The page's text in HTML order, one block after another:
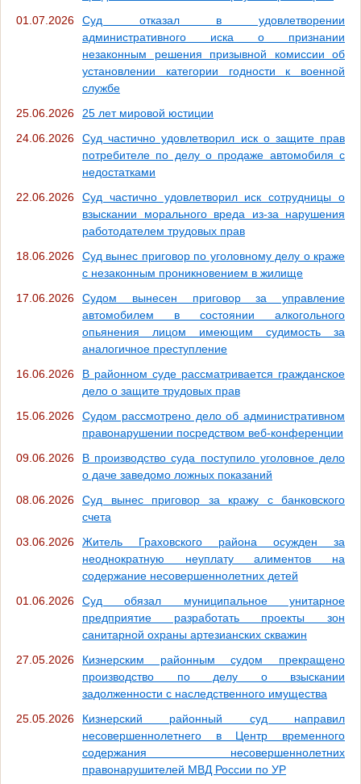
01.07.2026
Суд отказал в удовлетворении
административного иска о признании
незаконным решения призывной комиссии об
установлении категории годности к военной
службе
25.06.2026
25 лет мировой юстиции
24.06.2026
Суд частично удовлетворил иск о защите прав
потребителе по делу о продаже автомобиля с
недостатками
22.06.2026
Суд частично удовлетворил иск сотрудницы о
взыскании морального вреда из-за нарушения
работодателем трудовых прав
18.06.2026
Суд вынес приговор по уголовному делу о краже
с незаконным проникновением в жилище
17.06.2026
Судом вынесен приговор за управление
автомобилем в состоянии алкогольного
опьянения лицом имеющим судимость за
аналогичное преступление
16.06.2026
В районном суде рассматривается гражданское
дело о защите трудовых прав
15.06.2026
Судом рассмотрено дело об административном
правонарушении посредством веб-конференции
09.06.2026
В производство суда поступило уголовное дело
о даче заведомо ложных показаний
08.06.2026
Суд вынес приговор за кражу с банковского
счета
03.06.2026
Житель Граховского района осужден за
неоднократную неуплату алиментов на
содержание несовершеннолетних детей
01.06.2026
Суд обязал муниципальное унитарное
предприятие разработать проекты зон
санитарной охраны артезианских скважин
27.05.2026
Кизнерским районным судом прекращено
производство по делу о взыскании
задолженности с наследственного имущества
25.05.2026
Кизнерский районный суд направил
несовершеннолетнего в Центр временного
содержания несовершеннолетних
правонарушителей МВД России по УР